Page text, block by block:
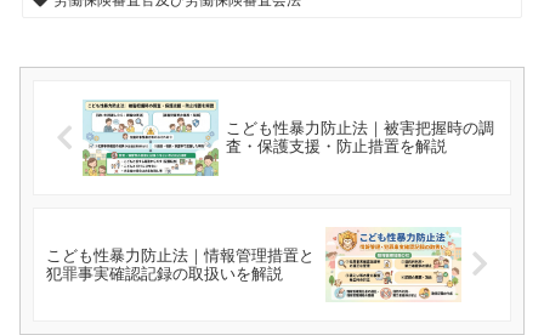
こども性暴力防止法｜被害把握時の調
査・保護支援・防止措置を解説
こども性暴力防止法｜情報管理措置と
犯罪事実確認記録の取扱いを解説